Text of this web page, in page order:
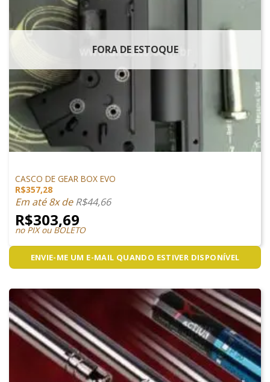
FORA DE ESTOQUE
CASCO DE GEAR BOX EVO
R$357,28
Em até 8x deR$44,66
R$303,69
no PIX ou BOLETO
ENVIE-ME UM E-MAIL QUANDO ESTIVER DISPONÍVEL